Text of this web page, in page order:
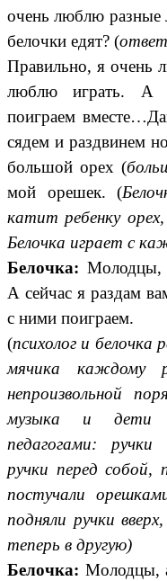
очень люблю разные
белочки едят? (
Правильно, я очень
люблю играть. А
поиграем
сядем и раздвинем
большой орех (
мой орешек. (
катит ребенку
Белочка играет с
Белочка: Молодцы,
А сейчас я раздам
с ними поиграем.
(психолог и
мячика каждому
непроизвольной
музыка и дети
педагогами:
ручки перед собой,
постучали
подняли ручки
теперь в другую)
Белочка: Молодцы,